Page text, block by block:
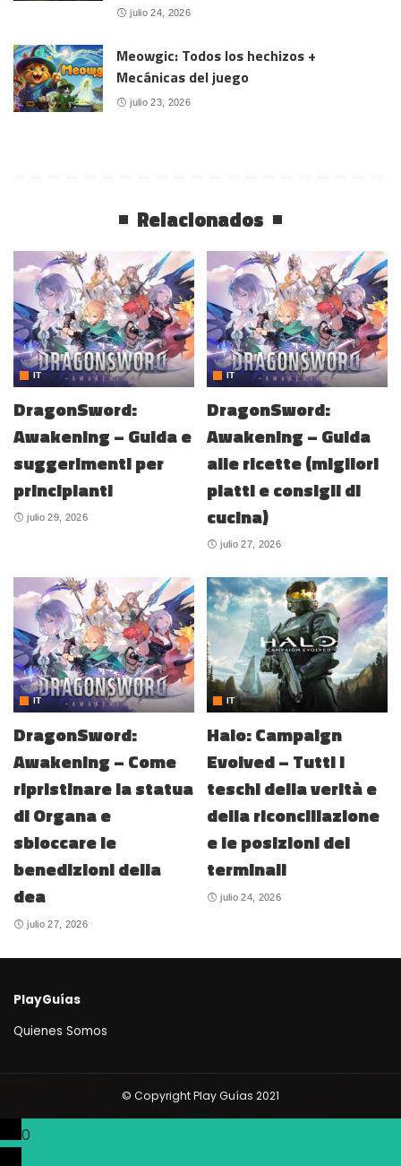
julio 24, 2026
Meowgic: Todos los hechizos +
Mecánicas del juego
julio 23, 2026
Relacionados
IT
DragonSword:
Awakening – Guida e
suggerimenti per
principianti
julio 29, 2026
IT
DragonSword:
Awakening – Guida
alle ricette (migliori
piatti e consigli di
cucina)
julio 27, 2026
IT
DragonSword:
Awakening – Come
ripristinare la statua
di Organa e
sbloccare le
benedizioni della
dea
julio 27, 2026
IT
Halo: Campaign
Evolved – Tutti i
teschi della verità e
della riconciliazione
e le posizioni dei
terminali
julio 24, 2026
PlayGuías
Quienes Somos
© Copyright Play Guías 2021
0